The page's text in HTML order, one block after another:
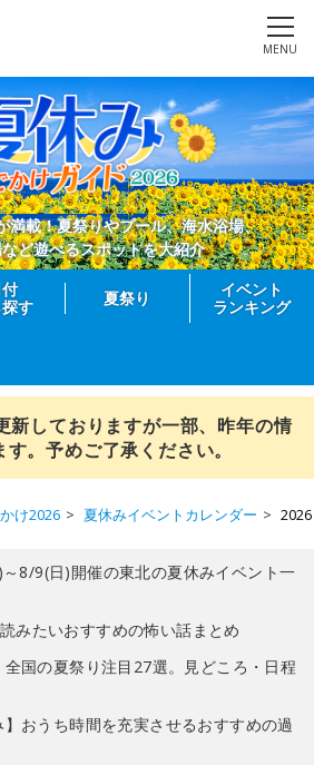
MENU
満載！夏祭りやプール、海水浴場、
ど遊べるスポットを大紹介
す
夏祭り
イベント
ランキング
新しておりますが一部、昨年の情
。予めご了承ください。
け2026 夏休みイベントカレンダー
8/9(日)開催の東北の夏休みイベント一
読みたいおすすめの怖い話まとめ
全国の夏祭り注目27選。見どころ・日程
】おうち時間を充実させるおすすめの過